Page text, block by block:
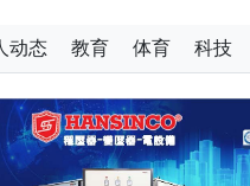
动态 教育 体育 科技